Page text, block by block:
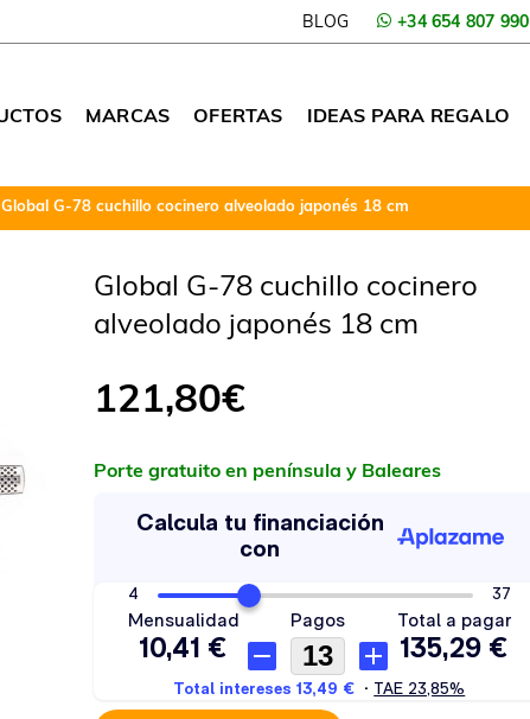
BLOG +34 654 807 990
MARCAS OFERTAS IDEAS PARA REGALO
Global G-78 cuchillo cocinero alveolado japonés 18 cm
Global G-78 cuchillo cocinero
alveolado japonés 18 cm
121,80€
Porte gratuito en península y Baleares